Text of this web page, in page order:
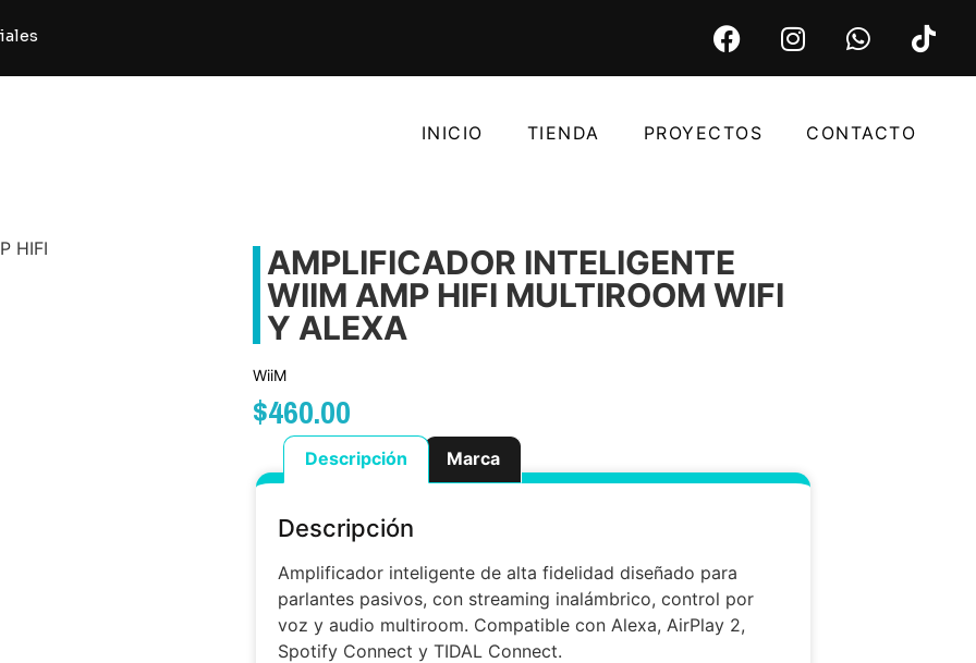
INICIO TIENDA PROYECTOS CONTACTO
HIFI
AMPLIFICADOR INTELIGENTE
WIIM AMP HIFI MULTIROOM WIFI
Y ALEXA
WiiM
$460.00
Descripción Marca
Descripción
Amplificador inteligente de alta fidelidad diseñado para
parlantes pasivos, con streaming inalámbrico, control por
voz y audio multiroom. Compatible con Alexa, AirPlay 2,
Spotify Connect y TIDAL Connect.